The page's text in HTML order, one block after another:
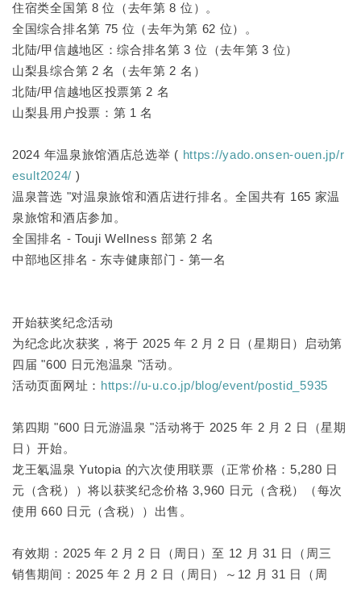
住宿类全国第 8 位（去年第 8 位）。
全国综合排名第 75 位（去年为第 62 位）。
北陆/甲信越地区：综合排名第 3 位（去年第 3 位）
山梨县综合第 2 名（去年第 2 名）
北陆/甲信越地区投票第 2 名
山梨县用户投票：第 1 名
2024 年温泉旅馆酒店总选举 ( https://yado.onsen-ouen.jp/r
esult2024/ )
温泉普选 "对温泉旅馆和酒店进行排名。全国共有 165 家温
泉旅馆和酒店参加。
全国排名 - Touji Wellness 部第 2 名
中部地区排名 - 东寺健康部门 - 第一名
开始获奖纪念活动
为纪念此次获奖，将于 2025 年 2 月 2 日（星期日）启动第
四届 "600 日元泡温泉 "活动。
活动页面网址： https://u-u.co.jp/blog/event/postid_5935
第四期 "600 日元游温泉 "活动将于 2025 年 2 月 2 日（星期
日）开始。
龙王氡温泉 Yutopia 的六次使用联票（正常价格：5,280 日
元（含税））将以获奖纪念价格 3,960 日元（含税）（每次
使用 660 日元（含税））出售。
有效期：2025 年 2 月 2 日（周日）至 12 月 31 日（周三
销售期间：2025 年 2 月 2 日（周日）～12 月 31 日（周